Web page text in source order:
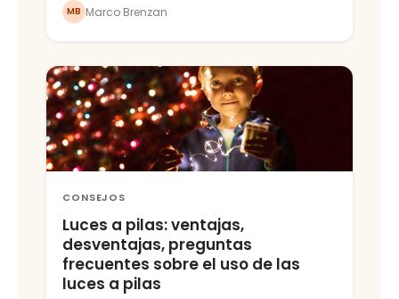
MB Marco Brenzan
CONSEJOS
Luces a pilas: ventajas,
desventajas, preguntas
frecuentes sobre el uso de las
luces a pilas